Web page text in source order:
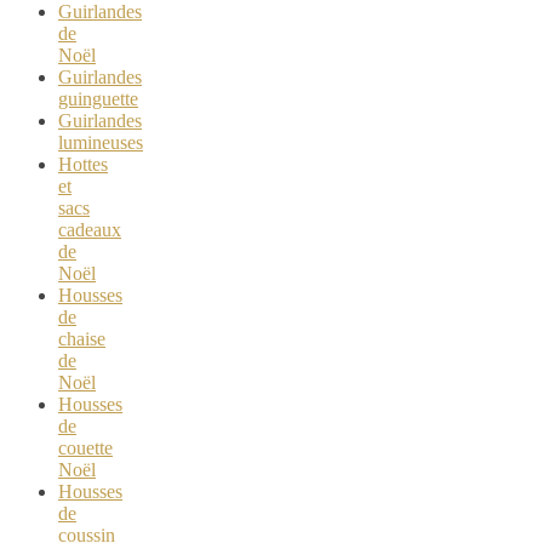
Guirlandes
de
Noël
Guirlandes
guinguette
Guirlandes
lumineuses
Hottes
et
sacs
cadeaux
de
Noël
Housses
de
chaise
de
Noël
Housses
de
couette
Noël
Housses
de
coussin